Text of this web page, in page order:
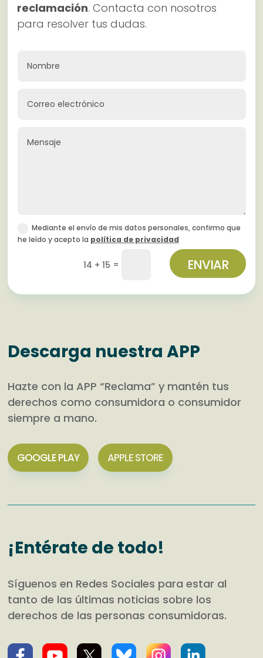
reclamación. Contacta con nosotros
para resolver tus dudas.
Mediante el envío de mis datos personales, confirmo que
he leído y acepto la política de privacidad
14 + 15 = ENVIAR
Descarga nuestra APP
Hazte con la APP “Reclama” y mantén tus
derechos como consumidora o consumidor
siempre a mano.
GOOGLE PLAY APPLE STORE
¡Entérate de todo!
Síguenos en Redes Sociales para estar al
tanto de las últimas noticias sobre los
derechos de las personas consumidoras.